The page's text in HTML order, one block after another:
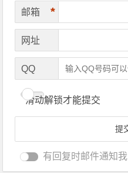
邮箱 *
网址
QQ
滑动解锁才能提交
有回复时邮件通知我